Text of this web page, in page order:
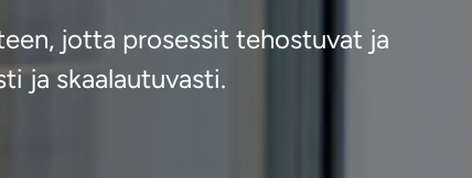
jotta prosessit tehostuvat ja
ja skaalautuvasti.